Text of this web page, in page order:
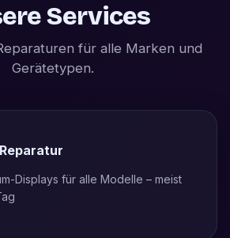
Services
für alle Marken und
Gerätetypen.
Displays für alle Modelle – meist